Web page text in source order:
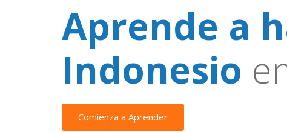
Aprende a
Indonesio
Comienza a Aprender